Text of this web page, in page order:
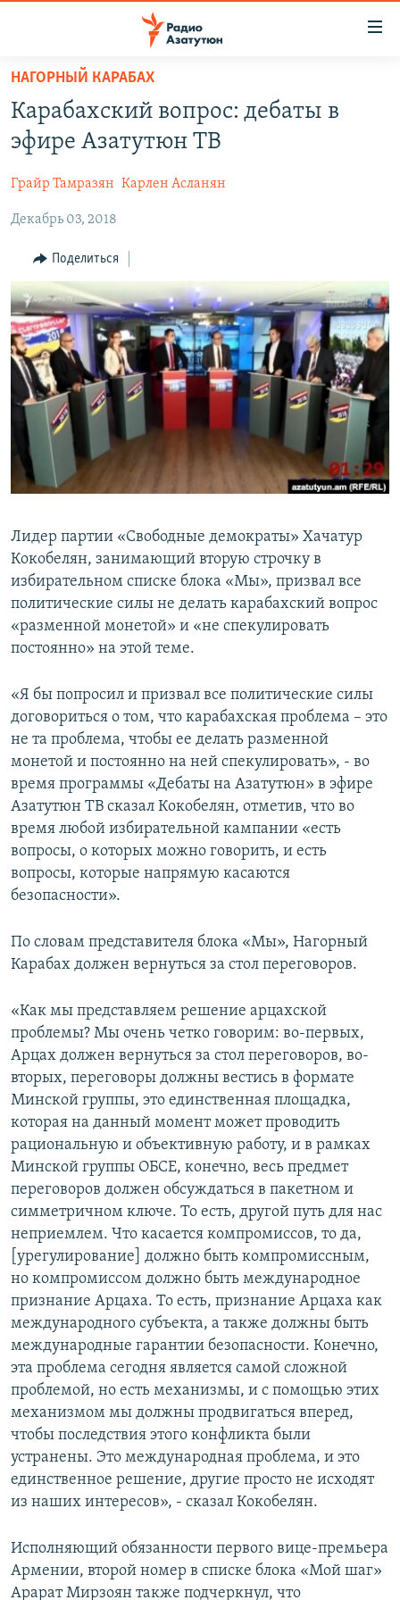
Перейти
основному
содержанию
Перейти
навигации
Перейти
поиску
ГЛАВНАЯ
НОВОСТИ
ПОЛИТИКА
ОБЩЕСТВО
ЭКОНОМИКА
РЕГИОН
НАГОРНЫЙ КАРАБАХ
КУЛЬТУРА
СПОРТ
АРХИВ
Հայերեն
English
Русский
Все сайты Радио Азатутюн
НАГОРНЫЙ КАРАБАХ
Карабахский вопрос: дебаты в
эфире Азатутюн ТВ
Грайр Тамразян Карлен Асланян
Декабрь 03, 2018
Поделиться
Лидер партии «Свободные демократы» Хачатур
Кокобелян, занимающий вторую строчку в
избирательном списке блока «Мы», призвал все
политические силы не делать карабахский вопрос
«разменной монетой» и «не спекулировать
постоянно» на этой теме.
«Я бы попросил и призвал все политические силы
договориться о том, что карабахская проблема – это
не та проблема, чтобы ее делать разменной
монетой и постоянно на ней спекулировать», - во
время программы «Дебаты на Азатутюн» в эфире
Азатутюн ТВ сказал Кокобелян, отметив, что во
время любой избирательной кампании «есть
вопросы, о которых можно говорить, и есть
вопросы, которые напрямую касаются
безопасности».
По словам представителя блока «Мы», Нагорный
Карабах должен вернуться за стол переговоров.
«Как мы представляем решение арцахской
проблемы? Мы очень четко говорим: во-первых,
Арцах должен вернуться за стол переговоров, во-
вторых, переговоры должны вестись в формате
Минской группы, это единственная площадка,
которая на данный момент может проводить
рациональную и объективную работу, и в рамках
Минской группы ОБСЕ, конечно, весь предмет
переговоров должен обсуждаться в пакетном и
симметричном ключе. То есть, другой путь для нас
неприемлем. Что касается компромиссов, то да,
[урегулирование] должно быть компромиссным,
но компромиссом должно быть международное
признание Арцаха. То есть, признание Арцаха как
международного субъекта, а также должны быть
международные гарантии безопасности. Конечно,
эта проблема сегодня является самой сложной
проблемой, но есть механизмы, и с помощью этих
механизмом мы должны продвигаться вперед,
чтобы последствия этого конфликта были
устранены. Это международная проблема, и это
единственное решение, другие просто не исходят
из наших интересов», - сказал Кокобелян.
Исполняющий обязанности первого вице-премьера
Армении, второй номер в списке блока «Мой шаг»
Арарат Мирзоян также подчеркнул, что